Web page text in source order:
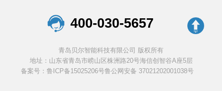
400-030-5657
青岛贝尔智能科技有限公司 版权所有
地址：山东省青岛市崂山区株洲路20号海信创智谷A座5层
备案号：鲁ICP备15025206号鲁公网安备 37021202001038号